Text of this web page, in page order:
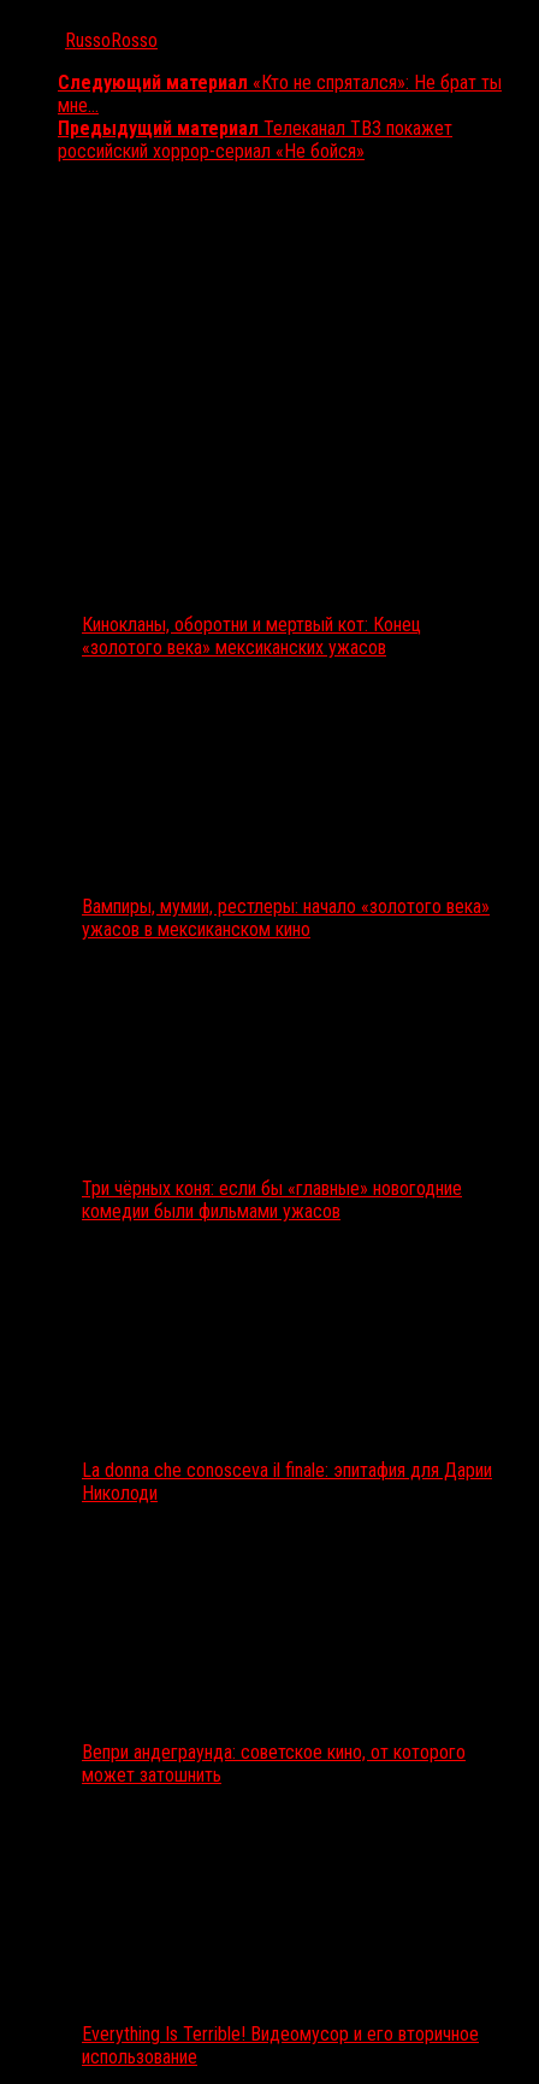
RussoRosso
Следующий материал «Кто не спрятался»: Не брат ты
мне…
Предыдущий материал Телеканал ТВ3 покажет
российский хоррор-сериал «Не бойся»
Кинокланы, оборотни и мертвый кот: Конец
«золотого века» мексиканских ужасов
Вампиры, мумии, рестлеры: начало «золотого века»
ужасов в мексиканском кино
Три чёрных коня: если бы «главные» новогодние
комедии были фильмами ужасов
La donna che conosceva il finale: эпитафия для Дарии
Николоди
Вепри андеграунда: советское кино, от которого
может затошнить
Everything Is Terrible! Видеомусор и его вторичное
использование